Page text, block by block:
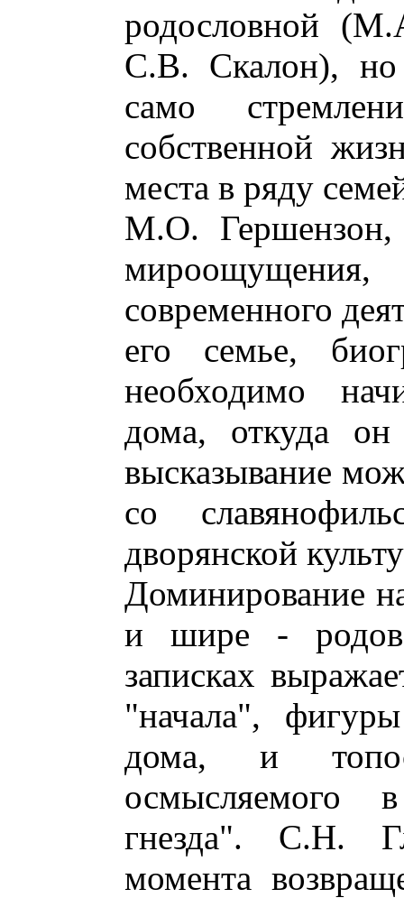
родословной
С.В. Скалон), но
само
собственной
места в ряду
М.О. Гершензон,
мироощущения,
современного
его семье,
необходимо
дома, откуда
высказывание
со
дворянской
Доминирование
и шире -
записках
"начала",
дома, и
осмысляемого
гнезда". С.Н.
момента